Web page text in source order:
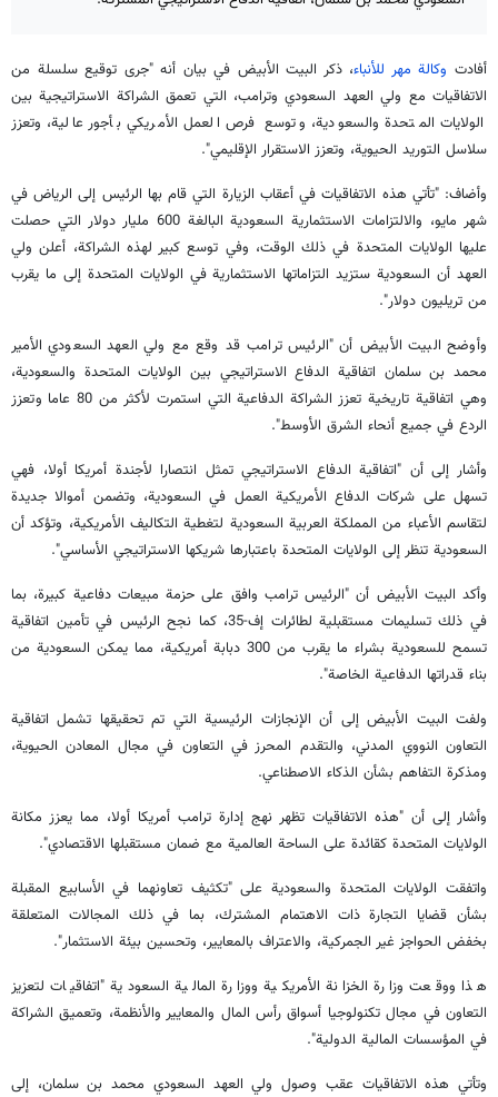
أفادت وكالة مهر للأنباء، ذكر البيت الأبيض في بيان أنه "جرى توقيع سلسلة من
الاتفاقيات مع ولي العهد السعودي وترامب، التي تعمق الشراكة الاستراتيجية بين
الولايات المتحدة والسعودية، وتوسع فرص العمل الأمريكي بأجور عالية، وتعزز
سلاسل التوريد الحيوية، وتعزز الاستقرار الإقليمي".
وأضاف: "تأتي هذه الاتفاقيات في أعقاب الزيارة التي قام بها الرئيس إلى الرياض في
شهر مايو، والالتزامات الاستثمارية السعودية البالغة 600 مليار دولار التي حصلت
عليها الولايات المتحدة في ذلك الوقت، وفي توسع كبير لهذه الشراكة، أعلن ولي
العهد أن السعودية ستزيد التزاماتها الاستثمارية في الولايات المتحدة إلى ما يقرب
من تريليون دولار".
وأوضح البيت الأبيض أن "الرئيس ترامب قد وقع مع ولي العهد السعودي الأمير
محمد بن سلمان اتفاقية الدفاع الاستراتيجي بين الولايات المتحدة والسعودية،
وهي اتفاقية تاريخية تعزز الشراكة الدفاعية التي استمرت لأكثر من 80 عاما وتعزز
الردع في جميع أنحاء الشرق الأوسط".
وأشار إلى أن "اتفاقية الدفاع الاستراتيجي تمثل انتصارا لأجندة أمريكا أولا، فهي
تسهل على شركات الدفاع الأمريكية العمل في السعودية، وتضمن أموالا جديدة
لتقاسم الأعباء من المملكة العربية السعودية لتغطية التكاليف الأمريكية، وتؤكد أن
السعودية تنظر إلى الولايات المتحدة باعتبارها شريكها الاستراتيجي الأساسي".
وأكد البيت الأبيض أن "الرئيس ترامب وافق على حزمة مبيعات دفاعية كبيرة، بما
في ذلك تسليمات مستقبلية لطائرات إف-35، كما نجح الرئيس في تأمين اتفاقية
تسمح للسعودية بشراء ما يقرب من 300 دبابة أمريكية، مما يمكن السعودية من
بناء قدراتها الدفاعية الخاصة".
ولفت البيت الأبيض إلى أن الإنجازات الرئيسية التي تم تحقيقها تشمل اتفاقية
التعاون النووي المدني، والتقدم المحرز في التعاون في مجال المعادن الحيوية،
ومذكرة التفاهم بشأن الذكاء الاصطناعي.
وأشار إلى أن "هذه الاتفاقيات تظهر نهج إدارة ترامب أمريكا أولا، مما يعزز مكانة
الولايات المتحدة كقائدة على الساحة العالمية مع ضمان مستقبلها الاقتصادي".
واتفقت الولايات المتحدة والسعودية على "تكثيف تعاونهما في الأسابيع المقبلة
بشأن قضايا التجارة ذات الاهتمام المشترك، بما في ذلك المجالات المتعلقة
بخفض الحواجز غير الجمركية، والاعتراف بالمعايير، وتحسين بيئة الاستثمار".
هذا ووقعت وزارة الخزانة الأمريكية ووزارة المالية السعودية "اتفاقيات لتعزيز
التعاون في مجال تكنولوجيا أسواق رأس المال والمعايير والأنظمة، وتعميق الشراكة
في المؤسسات المالية الدولية".
وتأتي هذه الاتفاقيات عقب وصول ولي العهد السعودي محمد بن سلمان، إلى